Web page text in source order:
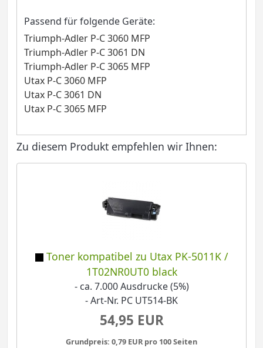
Passend für folgende Geräte:
Triumph-Adler P-C 3060 MFP
Triumph-Adler P-C 3061 DN
Triumph-Adler P-C 3065 MFP
Utax P-C 3060 MFP
Utax P-C 3061 DN
Utax P-C 3065 MFP
Zu diesem Produkt empfehlen wir Ihnen:
Toner kompatibel zu Utax PK-5011K /
1T02NR0UT0 black
- ca. 7.000 Ausdrucke (5%)
- Art-Nr. PC UT514-BK
54,95 EUR
Grundpreis: 0,79 EUR pro 100 Seiten